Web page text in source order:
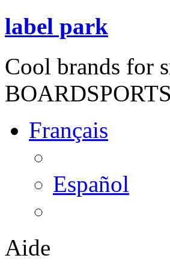
label park
Cool brands for
Français
Español
Aide